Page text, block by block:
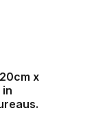
x
in